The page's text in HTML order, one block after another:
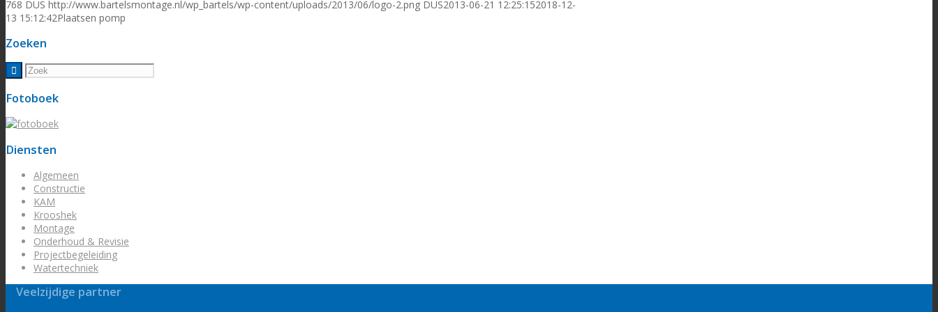
768 DUS http://www.bartelsmontage.nl/wp_bartels/wp-content/uploads/2013/06/logo-2.png DUS2013-06-21 12:25:152018-12-
13 15:12:42Plaatsen pomp
Zoeken
Fotoboek
Diensten
Algemeen
Constructie
KAM
Krooshek
Montage
Onderhoud & Revisie
Projectbegeleiding
Watertechniek
Veelzijdige partner